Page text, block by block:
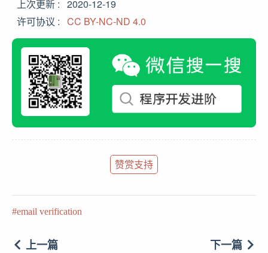
上次更新
2020-12-19
许可协议
CC BY-NC-ND 4.0
赞赏支持
email verification
上一篇 下一篇